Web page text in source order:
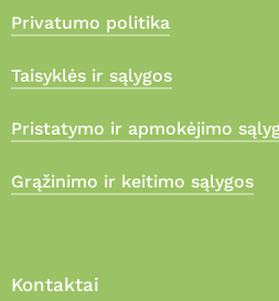
Privatumo politika
Taisyklės ir sąlygos
Pristatymo ir apmokėjimo
Grąžinimo ir keitimo sąlygos
Kontaktai